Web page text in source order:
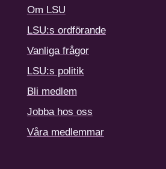
Om LSU
LSU:s ordförande
Vanliga frågor
LSU:s politik
Bli medlem
Jobba hos oss
Våra medlemmar